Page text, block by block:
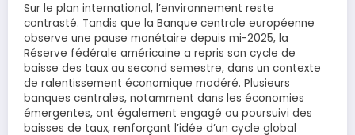
Sur le plan international, l’environnement reste
contrasté. Tandis que la Banque centrale européenne
observe une pause monétaire depuis mi-2025, la
Réserve fédérale américaine a repris son cycle de
baisse des taux au second semestre, dans un contexte
de ralentissement économique modéré. Plusieurs
banques centrales, notamment dans les économies
émergentes, ont également engagé ou poursuivi des
baisses de taux, renforçant l’idée d’un cycle global